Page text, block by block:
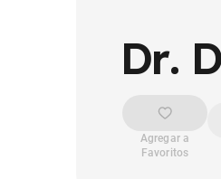
Dr.
Agregar a
Favoritos